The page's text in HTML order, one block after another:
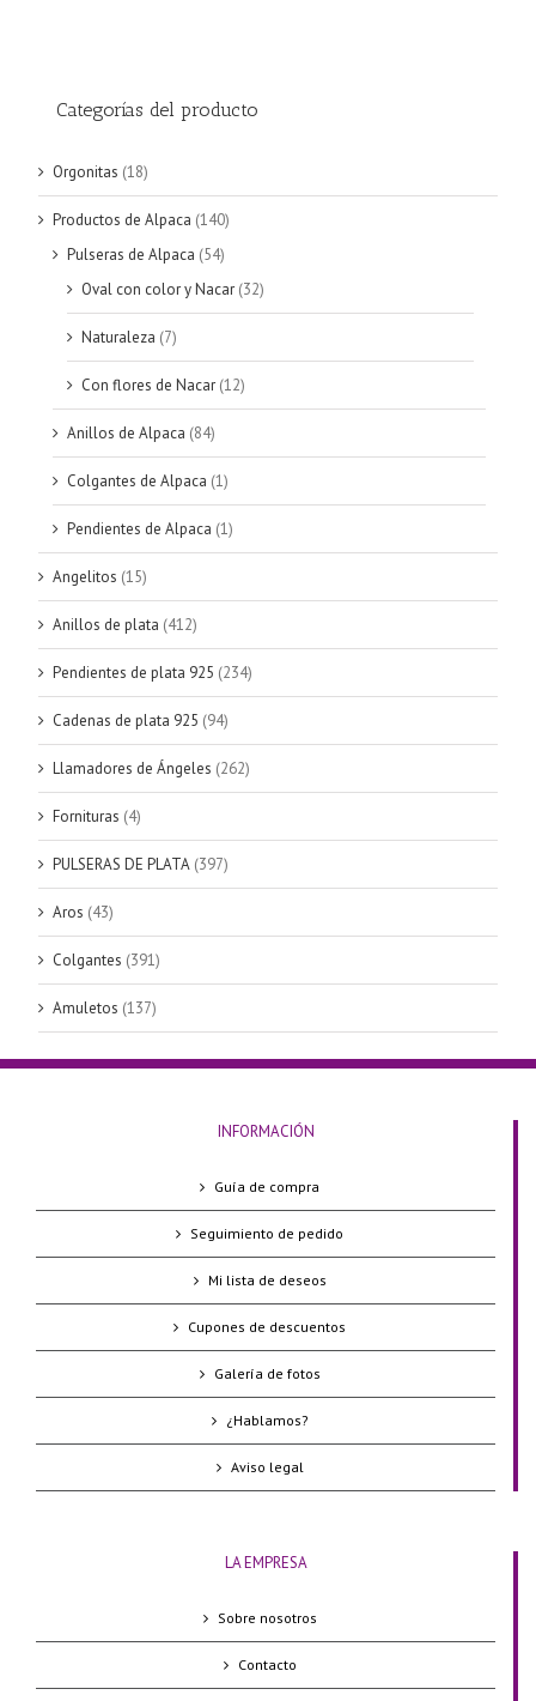
Categorías del producto
Orgonitas (18)
Productos de Alpaca (140)
Pulseras de Alpaca (54)
Oval con color y Nacar (32)
Naturaleza (7)
Con flores de Nacar (12)
Anillos de Alpaca (84)
Colgantes de Alpaca (1)
Pendientes de Alpaca (1)
Angelitos (15)
Anillos de plata (412)
Pendientes de plata 925 (234)
Cadenas de plata 925 (94)
Llamadores de Ángeles (262)
Fornituras (4)
PULSERAS DE PLATA (397)
Aros (43)
Colgantes (391)
Amuletos (137)
INFORMACIÓN
Guía de compra
Seguimiento de pedido
Mi lista de deseos
Cupones de descuentos
Galería de fotos
¿Hablamos?
Aviso legal
LA EMPRESA
Sobre nosotros
Contacto